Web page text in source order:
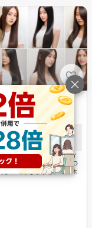
席半個室&美髪サロン☆キ
徒歩5分、キャナルシティ
屋フルフル】と【LAWSO
歩いて頂きますと、左に木